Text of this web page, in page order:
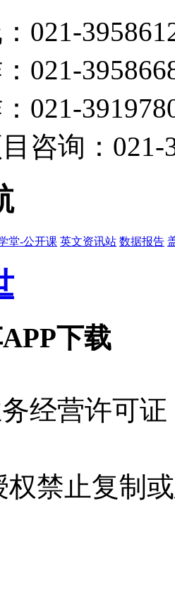
021-
021-
021-
咨询：021-
堂-公开课 英文资讯站 数据报告
下载
务经营许可
权禁止复制